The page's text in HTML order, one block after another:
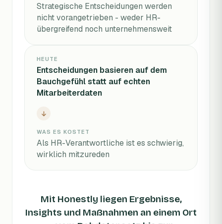
Strategische Entscheidungen werden
nicht vorangetrieben - weder HR-
übergreifend noch unternehmensweit
HEUTE
Entscheidungen basieren auf dem
Bauchgefühl statt auf echten
Mitarbeiterdaten
WAS ES KOSTET
Als HR-Verantwortliche ist es schwierig,
wirklich mitzureden
Mit Honestly liegen Ergebnisse,
Insights und Maßnahmen an einem Ort